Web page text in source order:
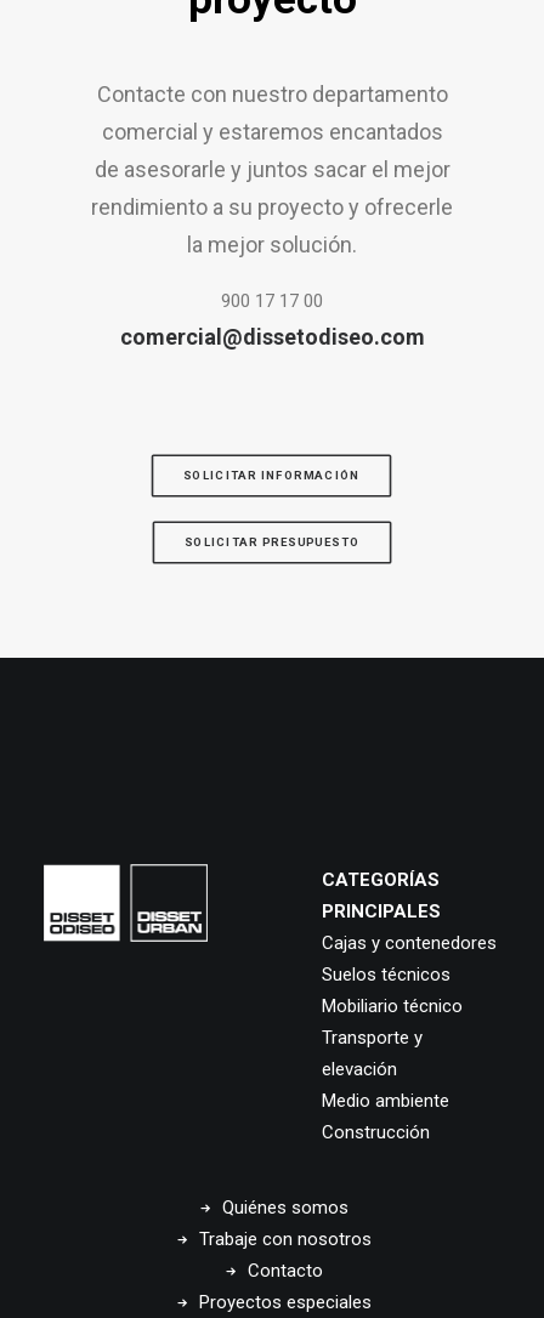
Contacte con nuestro departamento
comercial y estaremos encantados
de asesorarle y juntos sacar el mejor
rendimiento a su proyecto y ofrecerle
la mejor solución.
900 17 17 00
comercial@dissetodiseo.com
SOLICITAR INFORMACIÓN
SOLICITAR PRESUPUESTO
CATEGORÍAS
PRINCIPALES
Cajas y contenedores
Suelos técnicos
Mobiliario técnico
Transporte y
elevación
Medio ambiente
Construcción
Quiénes somos
Trabaje con nosotros
Contacto
Proyectos especiales